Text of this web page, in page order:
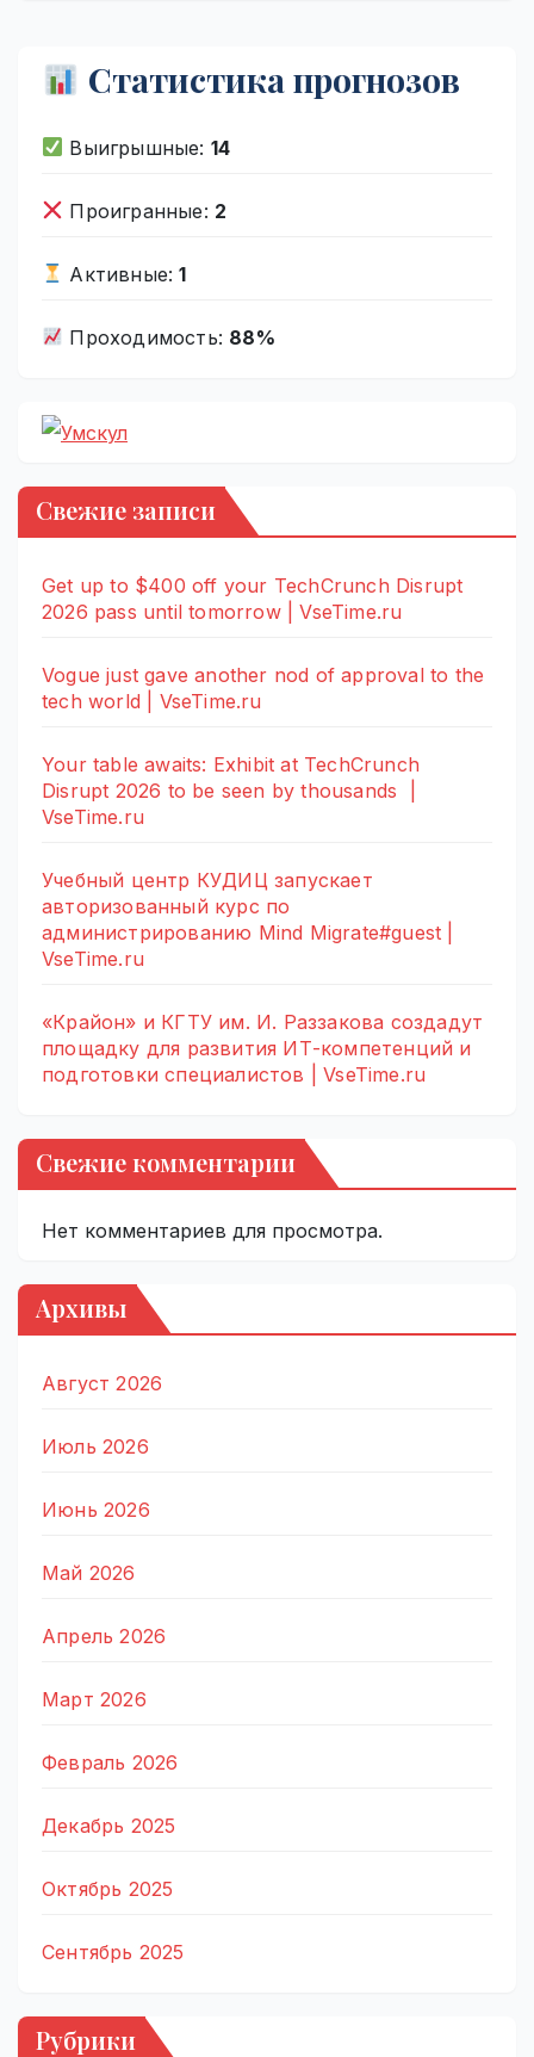
Статистика прогнозов
Выигрышные: 14
Проигранные: 2
Активные:1
Проходимость: 88%
Свежие записи
Get up to $400 off your TechCrunch Disrupt
2026 pass until tomorrow | VseTime.ru
Vogue just gave another nod of approval to the
tech world | VseTime.ru
Your table awaits: Exhibit at TechCrunch
Disrupt 2026 to be seen by thousands |
VseTime.ru
Учебный центр КУДИЦ запускает
авторизованный курс по
администрированию Mind Migrate#guest |
VseTime.ru
«Крайон» и КГТУ им. И. Раззакова создадут
площадку для развития ИТ-компетенций и
подготовки специалистов | VseTime.ru
Свежие комментарии
Нет комментариев для просмотра.
Архивы
Август 2026
Июль 2026
Июнь 2026
Май 2026
Апрель 2026
Март 2026
Февраль 2026
Декабрь 2025
Октябрь 2025
Сентябрь 2025
Рубрики